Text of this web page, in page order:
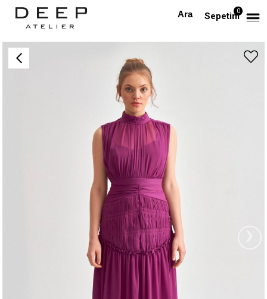
Sepetim0
Anasayfa TÜM ELBİSELER Şifon Midi Boy Tasarım Elbise (Mor)